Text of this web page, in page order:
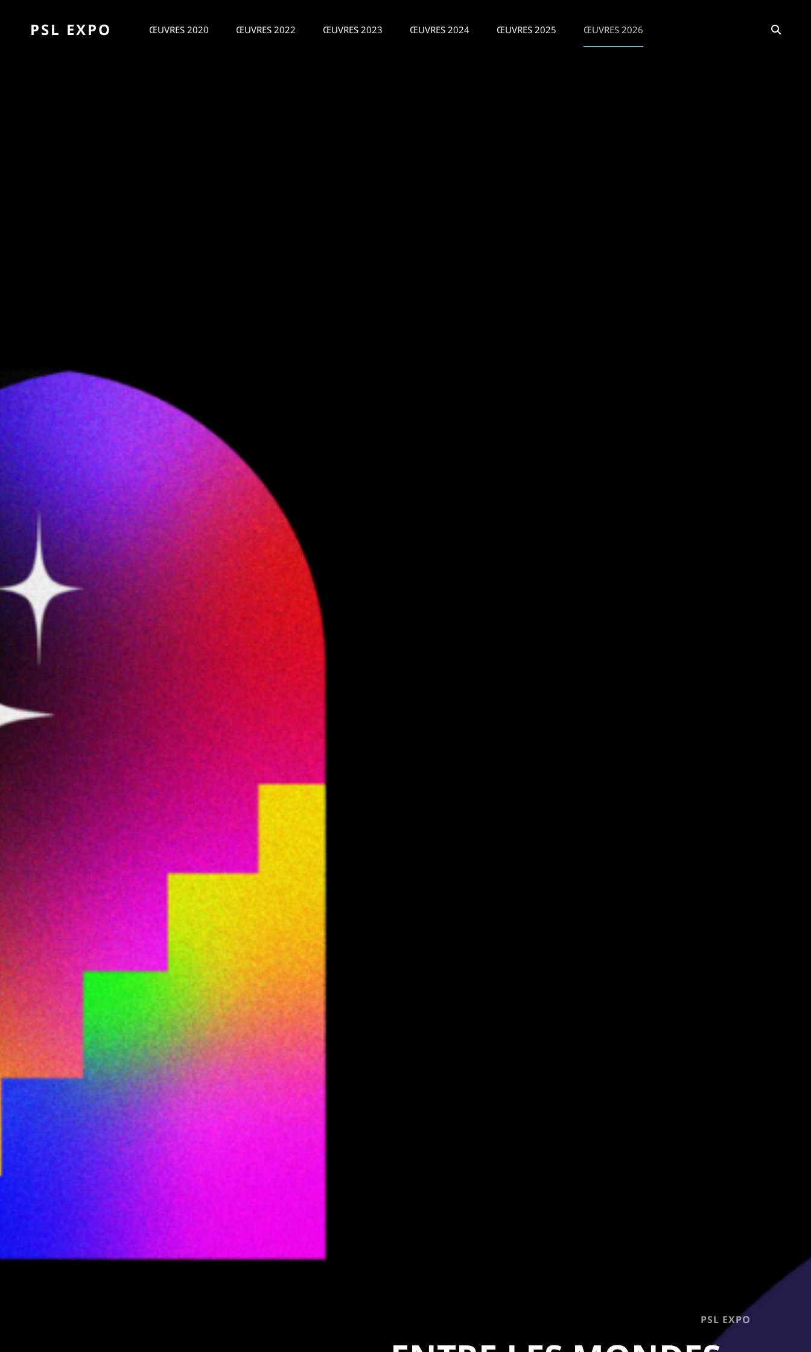
PSL EXPO ŒUVRES 2020 ŒUVRES 2022 ŒUVRES 2023 ŒUVRES 2024 ŒUVRES 2025 ŒUVRES 2026
PSL EXPO